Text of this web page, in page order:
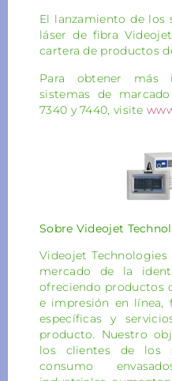
El lanzamiento de los
láser de fibra
cartera de productos
Para obtener más
sistemas de
7340 y 7440, visite
Sobre Videojet
Videojet
mercado de la
ofreciendo productos
e impresión en línea,
específicas y
producto. Nuestro
los clientes de los
consumo